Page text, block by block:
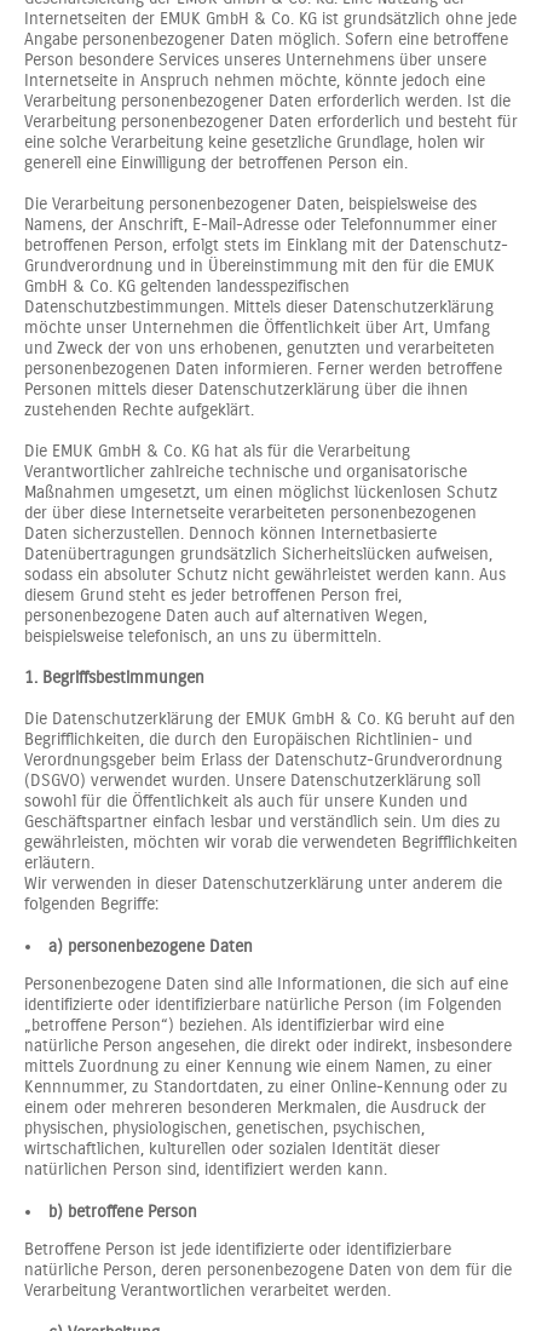
Internetseiten der EMUK GmbH & Co. KG ist grundsätzlich ohne jede
Angabe personenbezogener Daten möglich. Sofern eine betroffene
Person besondere Services unseres Unternehmens über unsere
Internetseite in Anspruch nehmen möchte, könnte jedoch eine
Verarbeitung personenbezogener Daten erforderlich werden. Ist die
Verarbeitung personenbezogener Daten erforderlich und besteht für
eine solche Verarbeitung keine gesetzliche Grundlage, holen wir
generell eine Einwilligung der betroffenen Person ein.
Die Verarbeitung personenbezogener Daten, beispielsweise des
Namens, der Anschrift, E-Mail-Adresse oder Telefonnummer einer
betroffenen Person, erfolgt stets im Einklang mit der Datenschutz-
Grundverordnung und in Übereinstimmung mit den für die EMUK
GmbH & Co. KG geltenden landesspezifischen
Datenschutzbestimmungen. Mittels dieser Datenschutzerklärung
möchte unser Unternehmen die Öffentlichkeit über Art, Umfang
und Zweck der von uns erhobenen, genutzten und verarbeiteten
personenbezogenen Daten informieren. Ferner werden betroffene
Personen mittels dieser Datenschutzerklärung über die ihnen
zustehenden Rechte aufgeklärt.
Die EMUK GmbH & Co. KG hat als für die Verarbeitung
Verantwortlicher zahlreiche technische und organisatorische
Maßnahmen umgesetzt, um einen möglichst lückenlosen Schutz
der über diese Internetseite verarbeiteten personenbezogenen
Daten sicherzustellen. Dennoch können Internetbasierte
Datenübertragungen grundsätzlich Sicherheitslücken aufweisen,
sodass ein absoluter Schutz nicht gewährleistet werden kann. Aus
diesem Grund steht es jeder betroffenen Person frei,
personenbezogene Daten auch auf alternativen Wegen,
beispielsweise telefonisch, an uns zu übermitteln.
1. Begriffsbestimmungen
Die Datenschutzerklärung der EMUK GmbH & Co. KG beruht auf den
Begrifflichkeiten, die durch den Europäischen Richtlinien- und
Verordnungsgeber beim Erlass der Datenschutz-Grundverordnung
(DSGVO) verwendet wurden. Unsere Datenschutzerklärung soll
sowohl für die Öffentlichkeit als auch für unsere Kunden und
Geschäftspartner einfach lesbar und verständlich sein. Um dies zu
gewährleisten, möchten wir vorab die verwendeten Begrifflichkeiten
erläutern.
Wir verwenden in dieser Datenschutzerklärung unter anderem die
folgenden Begriffe:
a) personenbezogene Daten
Personenbezogene Daten sind alle Informationen, die sich auf eine
identifizierte oder identifizierbare natürliche Person (im Folgenden
„betroffene Person“) beziehen. Als identifizierbar wird eine
natürliche Person angesehen, die direkt oder indirekt, insbesondere
mittels Zuordnung zu einer Kennung wie einem Namen, zu einer
Kennnummer, zu Standortdaten, zu einer Online-Kennung oder zu
einem oder mehreren besonderen Merkmalen, die Ausdruck der
physischen, physiologischen, genetischen, psychischen,
wirtschaftlichen, kulturellen oder sozialen Identität dieser
natürlichen Person sind, identifiziert werden kann.
b) betroffene Person
Betroffene Person ist jede identifizierte oder identifizierbare
natürliche Person, deren personenbezogene Daten von dem für die
Verarbeitung Verantwortlichen verarbeitet werden.